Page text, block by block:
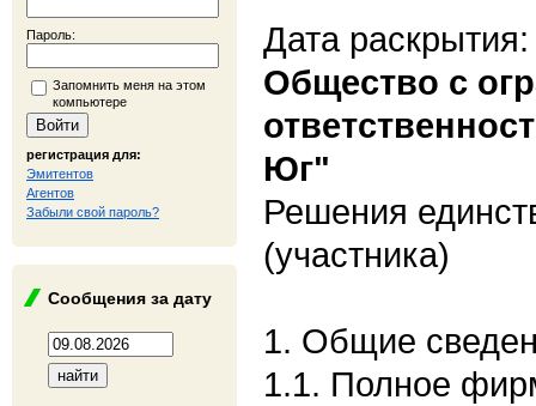
Пароль:
Запомнить меня на этом
компьютере
регистрация для:
Эмитентов
Агентов
Забыли свой пароль?
Сообщения за дату
Дата
Общество с
Юг"
Решения
(участника)
1. Общие
1.1. Полное